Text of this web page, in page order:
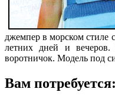
джемпер в морском стиле
летних дней и вечеров.
воротничок. Модель под
Вам потребуется: